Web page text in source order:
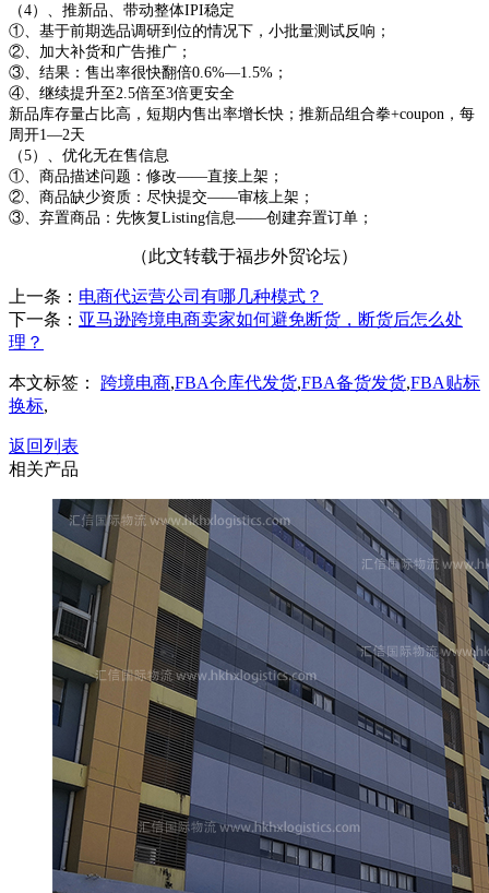
（4）、推新品、带动整体IPI稳定
①、基于前期选品调研到位的情况下，小批量测试反响；
②、加大补货和广告推广；
③、结果：售出率很快翻倍0.6%—1.5%；
④、继续提升至2.5倍至3倍更安全
新品库存量占比高，短期内售出率增长快；推新品组合拳+coupon，每
周开1—2天
（5）、优化无在售信息
①、商品描述问题：修改——直接上架；
②、商品缺少资质：尽快提交——审核上架；
③、弃置商品：先恢复Listing信息——创建弃置订单；
（此文转载于福步外贸论坛）
上一条： 电商代运营公司有哪几种模式？
下一条： 亚马逊跨境电商卖家如何避免断货，断货后怎么处
理？
本文标签： 跨境电商,FBA仓库代发货,FBA备货发货,FBA贴标
换标,
返回列表
相关产品